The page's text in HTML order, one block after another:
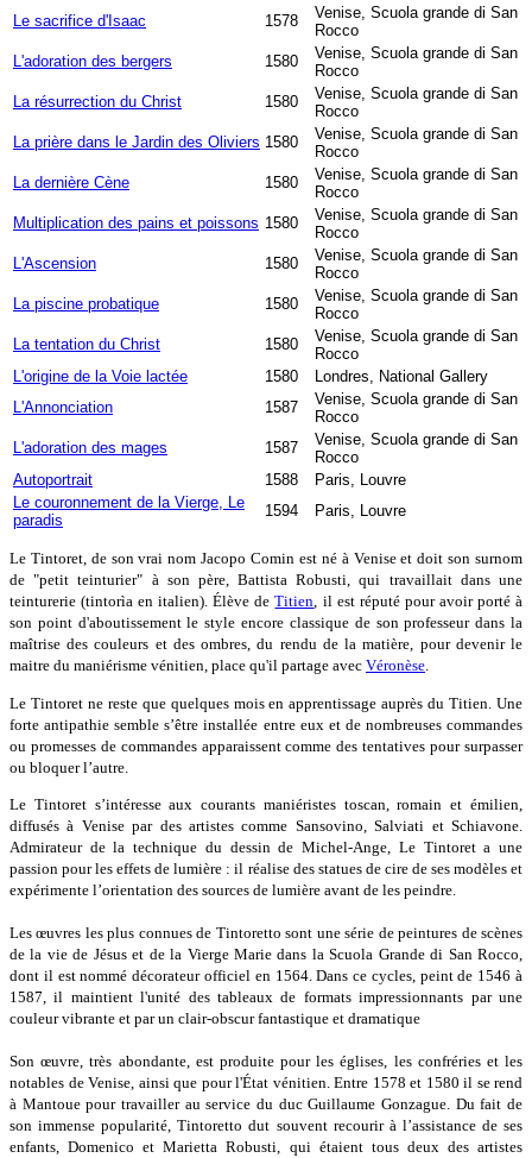
Le sacrifice d'Isaac
1578
Venise, Scuola grande di San
Rocco
L'adoration des bergers
1580
Venise, Scuola grande di San
Rocco
La résurrection du Christ
1580
Venise, Scuola grande di San
Rocco
La prière dans le Jardin des Oliviers 1580
Venise, Scuola grande di San
Rocco
La dernière Cène
1580
Venise, Scuola grande di San
Rocco
Multiplication des pains et poissons 1580
Venise, Scuola grande di San
Rocco
L'Ascension
1580
Venise, Scuola grande di San
Rocco
La piscine probatique
1580
Venise, Scuola grande di San
Rocco
La tentation du Christ
1580
Venise, Scuola grande di San
Rocco
L'origine de la Voie lactée
1580
Londres, National Gallery
L'Annonciation
1587
Venise, Scuola grande di San
Rocco
L'adoration des mages
1587
Venise, Scuola grande di San
Rocco
Autoportrait
1588
Paris, Louvre
Le couronnement de la Vierge, Le
paradis
1594 Paris, Louvre
Le Tintoret, de son vrai nom Jacopo Comin est né à Venise et doit son surnom
de "petit teinturier" à son père, Battista Robusti, qui travaillait dans une
teinturerie (tintorìa en italien). Élève deTitien, il est réputé pour avoir porté à
son point d'aboutissement le style encore classique de son professeur dans la
maîtrise des couleurs et des ombres, du rendu de la matière, pour devenir le
maitre du maniérisme vénitien, place qu'il partage avec Véronèse.
Le Tintoret ne reste que quelques mois en apprentissage auprès du Titien. Une
forte antipathie semble s’être installée entre eux et de nombreuses commandes
ou promesses de commandes apparaissent comme des tentatives pour surpasser
ou bloquer l’autre.
Le Tintoret s’intéresse aux courants maniéristes toscan, romain et émilien,
diffusés à Venise par des artistes comme Sansovino, Salviati et Schiavone.
Admirateur de la technique du dessin de Michel-Ange, Le Tintoret a une
passion pour les effets de lumière : il réalise des statues de cire de ses modèles et
expérimente l’orientation des sources de lumière avant de les peindre.
Les œuvres les plus connues de Tintoretto sont une série de peintures de scènes
de la vie de Jésus et de la Vierge Marie dans la Scuola Grande di San Rocco,
dont il est nommé décorateur officiel en 1564. Dans ce cycles, peint de 1546 à
1587, il maintient l'unité des tableaux de formats impressionnants par une
couleur vibrante et par un clair-obscur fantastique et dramatique
Son œuvre, très abondante, est produite pour les églises, les confréries et les
notables de Venise, ainsi que pour l'État vénitien. Entre 1578 et 1580 il se rend
à Mantoue pour travailler au service du duc Guillaume Gonzague. Du fait de
son immense popularité, Tintoretto dut souvent recourir à l’assistance de ses
enfants, Domenico et Marietta Robusti, qui étaient tous deux des artistes